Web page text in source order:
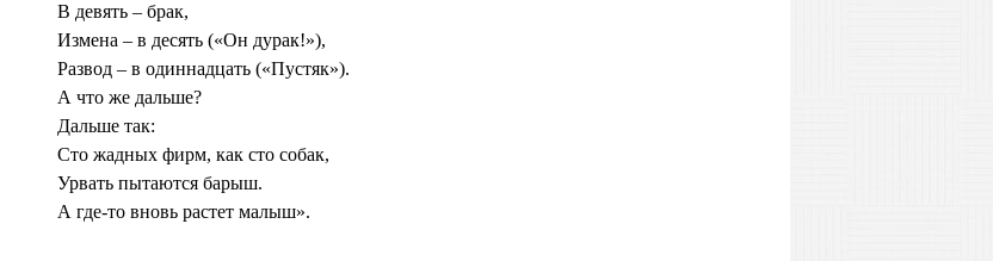
В девять – брак,
Измена – в десять («Он дурак!»),
Развод – в одиннадцать («Пустяк»).
А что же дальше?
Дальше так:
Сто жадных фирм, как сто собак,
Урвать пытаются барыш.
А где-то вновь растет малыш».